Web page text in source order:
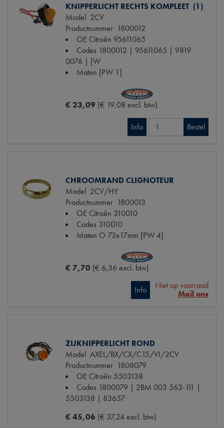
KNIPPERLICHT RECHTS KOMPLEET (1)
Model 2CV
Productnummer 1800012
OE Citroën 95611065
Codes 1800012 | 95611065 | 9819
0076 | [W
Maten [PW 1]
€ 23,09 (€ 19,08 excl. btw)
Info Bestel
CHROOMRAND CLIGNOTEUR
Model 2CV/HY
Productnummer 1800013
OE Citroën 310010
Codes 310010
Maten O 73x17mm [PW 4]
€ 7,70 (€ 6,36 excl. btw)
Info
Niet op voorraad
Mail ons
ZIJKNIPPERLICHT ROND
Model AXEL/BX/CX/C15/VI/2CV
Productnummer 1808079
OE Citroën 5503138
Codes 1800079 | 2BM 003 563-111 |
5503138 | 83657
€ 45,06 (€ 37,24 excl. btw)